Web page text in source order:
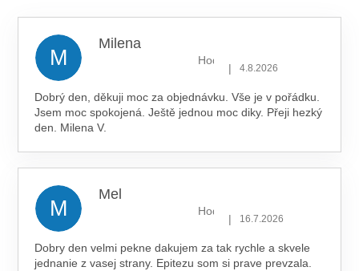
M
Milena
Hodnocení obchodu je 5 z 5
| 4.8.2026
Dobrý den, děkuji moc za objednávku. Vše je v pořádku.
Jsem moc spokojená. Ještě jednou moc diky. Přeji hezký
den. Milena V.
M
Mel
Hodnocení obchodu je 5 z 5
| 16.7.2026
Dobry den velmi pekne dakujem za tak rychle a skvele
jednanie z vasej strany. Epitezu som si prave prevzala.